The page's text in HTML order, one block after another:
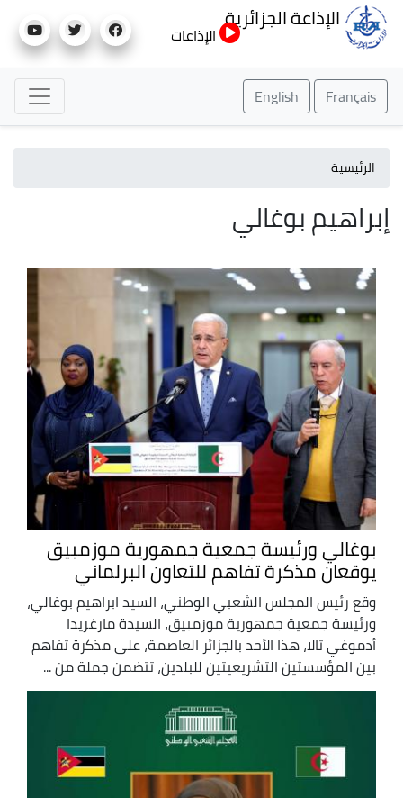
إلى
الإذاعة الجزائرية
الإذاعات
Français
English
الرئيسية
إبراهيم بوغالي
بوغالي ورئيسة جمعية جمهورية موزمبيق
يوقعان مذكرة تفاهم للتعاون البرلماني
وقع رئيس المجلس الشعبي الوطني، السيد ابراهيم بوغالي،
ورئيسة جمعية جمهورية موزمبيق، السيدة مارغريدا
أدموغي تالا، هذا الأحد بالجزائر العاصمة، على مذكرة تفاهم
بين المؤسستين التشريعيتين للبلدين، تتضمن جملة من ...